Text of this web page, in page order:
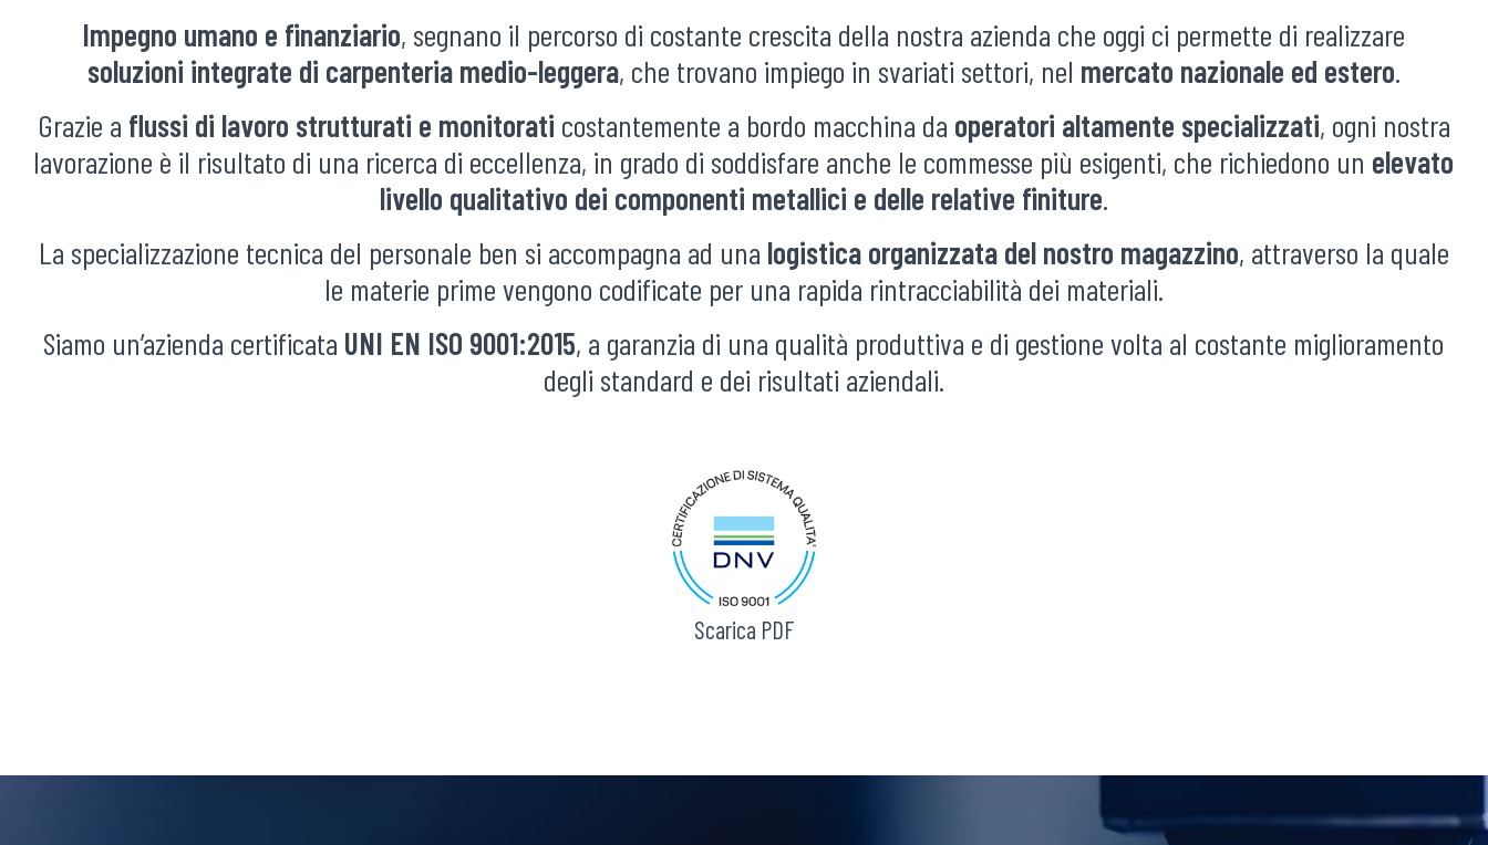
Impegno umano e finanziario, segnano il percorso di costante crescita della nostra azienda che oggi ci permette di realizzare
soluzioni integrate di carpenteria medio-leggera, che trovano impiego in svariati settori, nel mercato nazionale ed estero.
Grazie a flussi di lavoro strutturati e monitorati costantemente a bordo macchina da operatori altamente specializzati, ogni nostra
lavorazione è il risultato di una ricerca di eccellenza, in grado di soddisfare anche le commesse più esigenti, che richiedono un elevato
livello qualitativo dei componenti metallici e delle relative finiture.
La specializzazione tecnica del personale ben si accompagna ad una logistica organizzata del nostro magazzino, attraverso la quale
le materie prime vengono codificate per una rapida rintracciabilità dei materiali.
Siamo un’azienda certificata UNI EN ISO 9001:2015, a garanzia di una qualità produttiva e di gestione volta al costante miglioramento
degli standard e dei risultati aziendali.
Scarica PDF